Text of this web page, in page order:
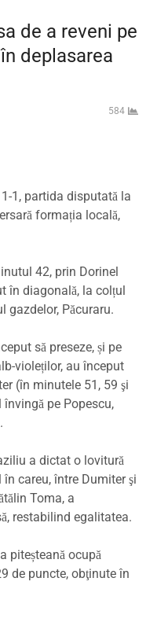
de a reveni pe
deplasarea
584
1, partida disputată la
formația locală,
42, prin Dorinel
în diagonală, la colțul
gazdelor, Păcuraru.
să preseze, și pe
violeților, au început
(în minutele 51, 59 şi
învingă pe Popescu,
a dictat o lovitură
careu, între Dumiter şi
Toma, a
restabilind egalitatea.
piteșteană ocupă
de puncte, obţinute în